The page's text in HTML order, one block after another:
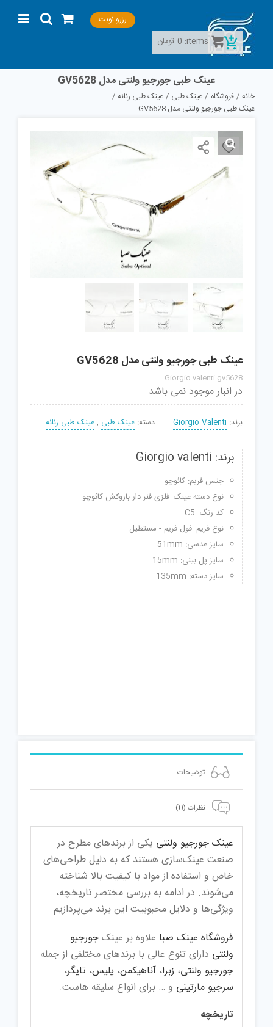
content
رزرو نوبت
عینک طبی جورجیو ولنتی مدل GV5628
خانه فروشگاه عینک طبی
عینک طبی زنانه
عینک طبی جورجیو ولنتی مدل GV5628
عینک طبی جورجیو ولنتی مدل GV5628
Giorgio valenti gv5628
در انبار موجود نمی باشد
برند: Giorgio Valenti دسته: عینک طبی ,عینک طبی زنانه
برند: Giorgio valenti
جنس فریم: کائوچو
نوع دسته عینک: فلزی فنر دار باروکش کائوچو
کد رنگ: C5
نوع فریم: فول فریم - مستطیل
سایز عدسی: 51mm
سایز پل بینی: 15mm
سایز دسته: 135mm
توضیحات
نظرات (0)
عینک‌ جورجیو ولنتی یکی از برندهای مطرح در
صنعت عینک‌سازی هستند که به دلیل طراحی‌های
خاص و استفاده از مواد با کیفیت بالا شناخته
می‌شوند. در ادامه به بررسی مختصر تاریخچه،
ویژگی‌ها و دلایل محبوبیت این برند می‌پردازیم.
فروشگاه عینک صبا علاوه بر عینکجورجیو
ولنتی دارای تنوع عالی با برندهای مختلفی از جمله
جورجیو ولنتی، زبرا، آناهیکمن، پلیس، تایگر،
سرجیو مارتینی و … برای انواع سلیقه هاست.
تاریخچه
items:
0 تومان